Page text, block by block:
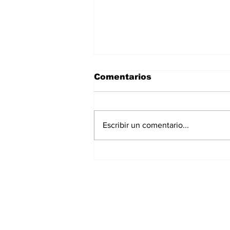
Comentarios
Escribir un comentario...